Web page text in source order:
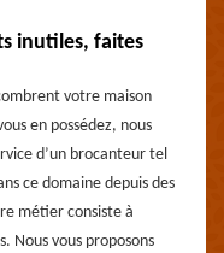
inutiles, faites
votre maison
en possédez, nous
d’un brocanteur tel
ce domaine depuis des
métier consiste à
Nous vous proposons